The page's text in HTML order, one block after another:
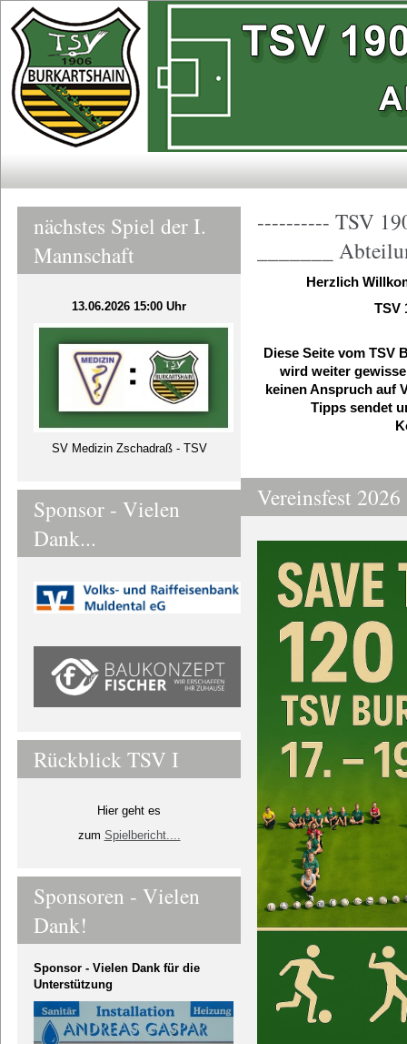
---------- TSV
_______
Herzlich
TSV
Diese Seite vom TSV
wird weiter
keinen Anspruch auf
Tipps sendet
Vereinsfest 2026
nächstes Spiel der I.
Mannschaft
13.06.2026 15:00 Uhr
SV Medizin Zschadraß - TSV
Sponsor - Vielen
Dank...
Rückblick TSV I
Hier geht es
zum Spielbericht....
Sponsoren - Vielen
Dank!
Sponsor - Vielen Dank für die
Unterstützung